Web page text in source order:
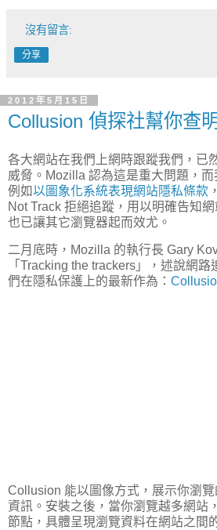
沒有留言:
分享
2012年5月15日
Collusion 偵探社幫你查
各大網站在我們上網時跟蹤我們，已
威脅。Mozilla 認為這是重大問題，而
例如以圖象化系統表現網站隱私條款
Not Track 拒絕追蹤，用以明確告知
也已讓其它瀏覽器起而效尤。
二月底時，Mozilla 的執行長 Gary
「Tracking the trackers」，述說網
們在隱私保護上的最新作為：
Collusion 能以圖像方式，展示你瀏
資訊。安裝之後，當你瀏覽越多網站
節點，具體呈現瀏覽資料在網站之間